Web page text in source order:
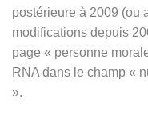
postérieure à 2009 (ou
modifications depuis
page « personne
RNA dans le champ «
».